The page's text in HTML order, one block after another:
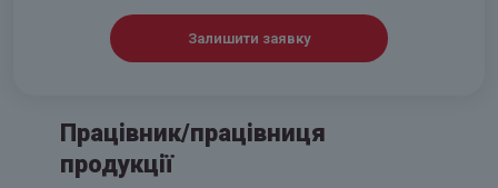
Працівник/працівниця
продукції
Залишити заявку